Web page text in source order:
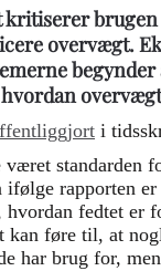
brugen
overvægt.
i
standarden
ifølge rapporten
hvordan fedtet er
kan føre til, at
har brug for,